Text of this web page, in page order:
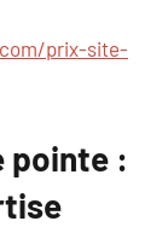
prix-site-
pointe :